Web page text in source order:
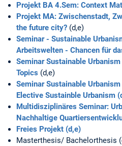
Projekt BA 4.Sem: Context
Projekt MA: Zwischenstadt,
the future city? (d,e)
Seminar - Sustainable
Arbeitswelten - Chancen für
Seminar Sustainable
Topics (d,e)
Seminar Sustainable
Elective Sustainble Urbanism
Multidisziplinäres Seminar:
Nachhaltige
Freies Projekt (d,e)
Masterthesis/ Bachelorthesis